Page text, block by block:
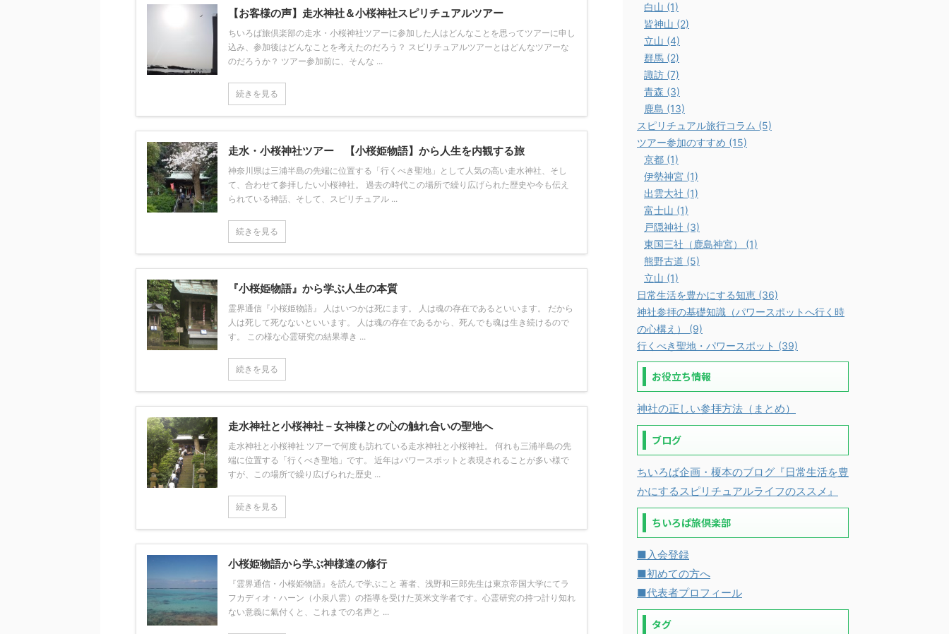
【お客様の声】走水神社＆小桜神社スピリチュアルツアー
ちいろば旅倶楽部の走水・小桜神社ツアーに参加した人はどんなことを思ってツアーに申し
込み、参加後はどんなことを考えたのだろう？ スピリチュアルツアーとはどんなツアーな
のだろうか？ ツアー参加前に、そんな ...
続きを見る
走水・小桜神社ツアー 【小桜姫物語】から人生を内観する旅
神奈川県は三浦半島の先端に位置する「行くべき聖地」として人気の高い走水神社、そし
て、合わせて参拝したい小桜神社。 過去の時代この場所で繰り広げられた歴史や今も伝え
られている神話、そして、スピリチュアル ...
続きを見る
『小桜姫物語』から学ぶ人生の本質
霊界通信『小桜姫物語』 人はいつかは死にます。 人は魂の存在であるといいます。 だから
人は死して死なないといいます。 人は魂の存在であるから、死んでも魂は生き続けるので
す。 この様な心霊研究の結果導き ...
続きを見る
走水神社と小桜神社－女神様との心の触れ合いの聖地へ
走水神社と小桜神社 ツアーで何度も訪れている走水神社と小桜神社。 何れも三浦半島の先
端に位置する「行くべき聖地」です。 近年はパワースポットと表現されることが多い様で
すが、この場所で繰り広げられた歴史 ...
続きを見る
小桜姫物語から学ぶ神様達の修行
『霊界通信・小桜姫物語』を読んで学ぶこと 著者、浅野和三郎先生は東京帝国大学にてラ
フカディオ・ハーン（小泉八雲）の指導を受けた英米文学者です。心霊研究の持つ計り知れ
ない意義に氣付くと、これまでの名声と ...
白山 (1)
皆神山 (2)
立山 (4)
群馬 (2)
諏訪 (7)
青森 (3)
鹿島 (13)
スピリチュアル旅行コラム (5)
ツアー参加のすすめ (15)
京都 (1)
伊勢神宮 (1)
出雲大社 (1)
富士山 (1)
戸隠神社 (3)
東国三社（鹿島神宮） (1)
熊野古道 (5)
立山 (1)
日常生活を豊かにする知恵 (36)
神社参拝の基礎知識（パワースポットへ行く時
の心構え） (9)
行くべき聖地・パワースポット (39)
お役立ち情報
神社の正しい参拝方法（まとめ）
ブログ
ちいろば企画・榎本のブログ『日常生活を豊
かにするスピリチュアルライフのススメ』
ちいろば旅倶楽部
■入会登録
■初めての方へ
■代表者プロフィール
タグ